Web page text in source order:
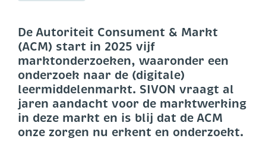
De Autoriteit Consument & Markt
(ACM) start in 2025 vijf
marktonderzoeken, waaronder een
onderzoek naar de (digitale)
leermiddelenmarkt. SIVON vraagt al
jaren aandacht voor de marktwerking
in deze markt en is blij dat de ACM
onze zorgen nu erkent en onderzoekt.